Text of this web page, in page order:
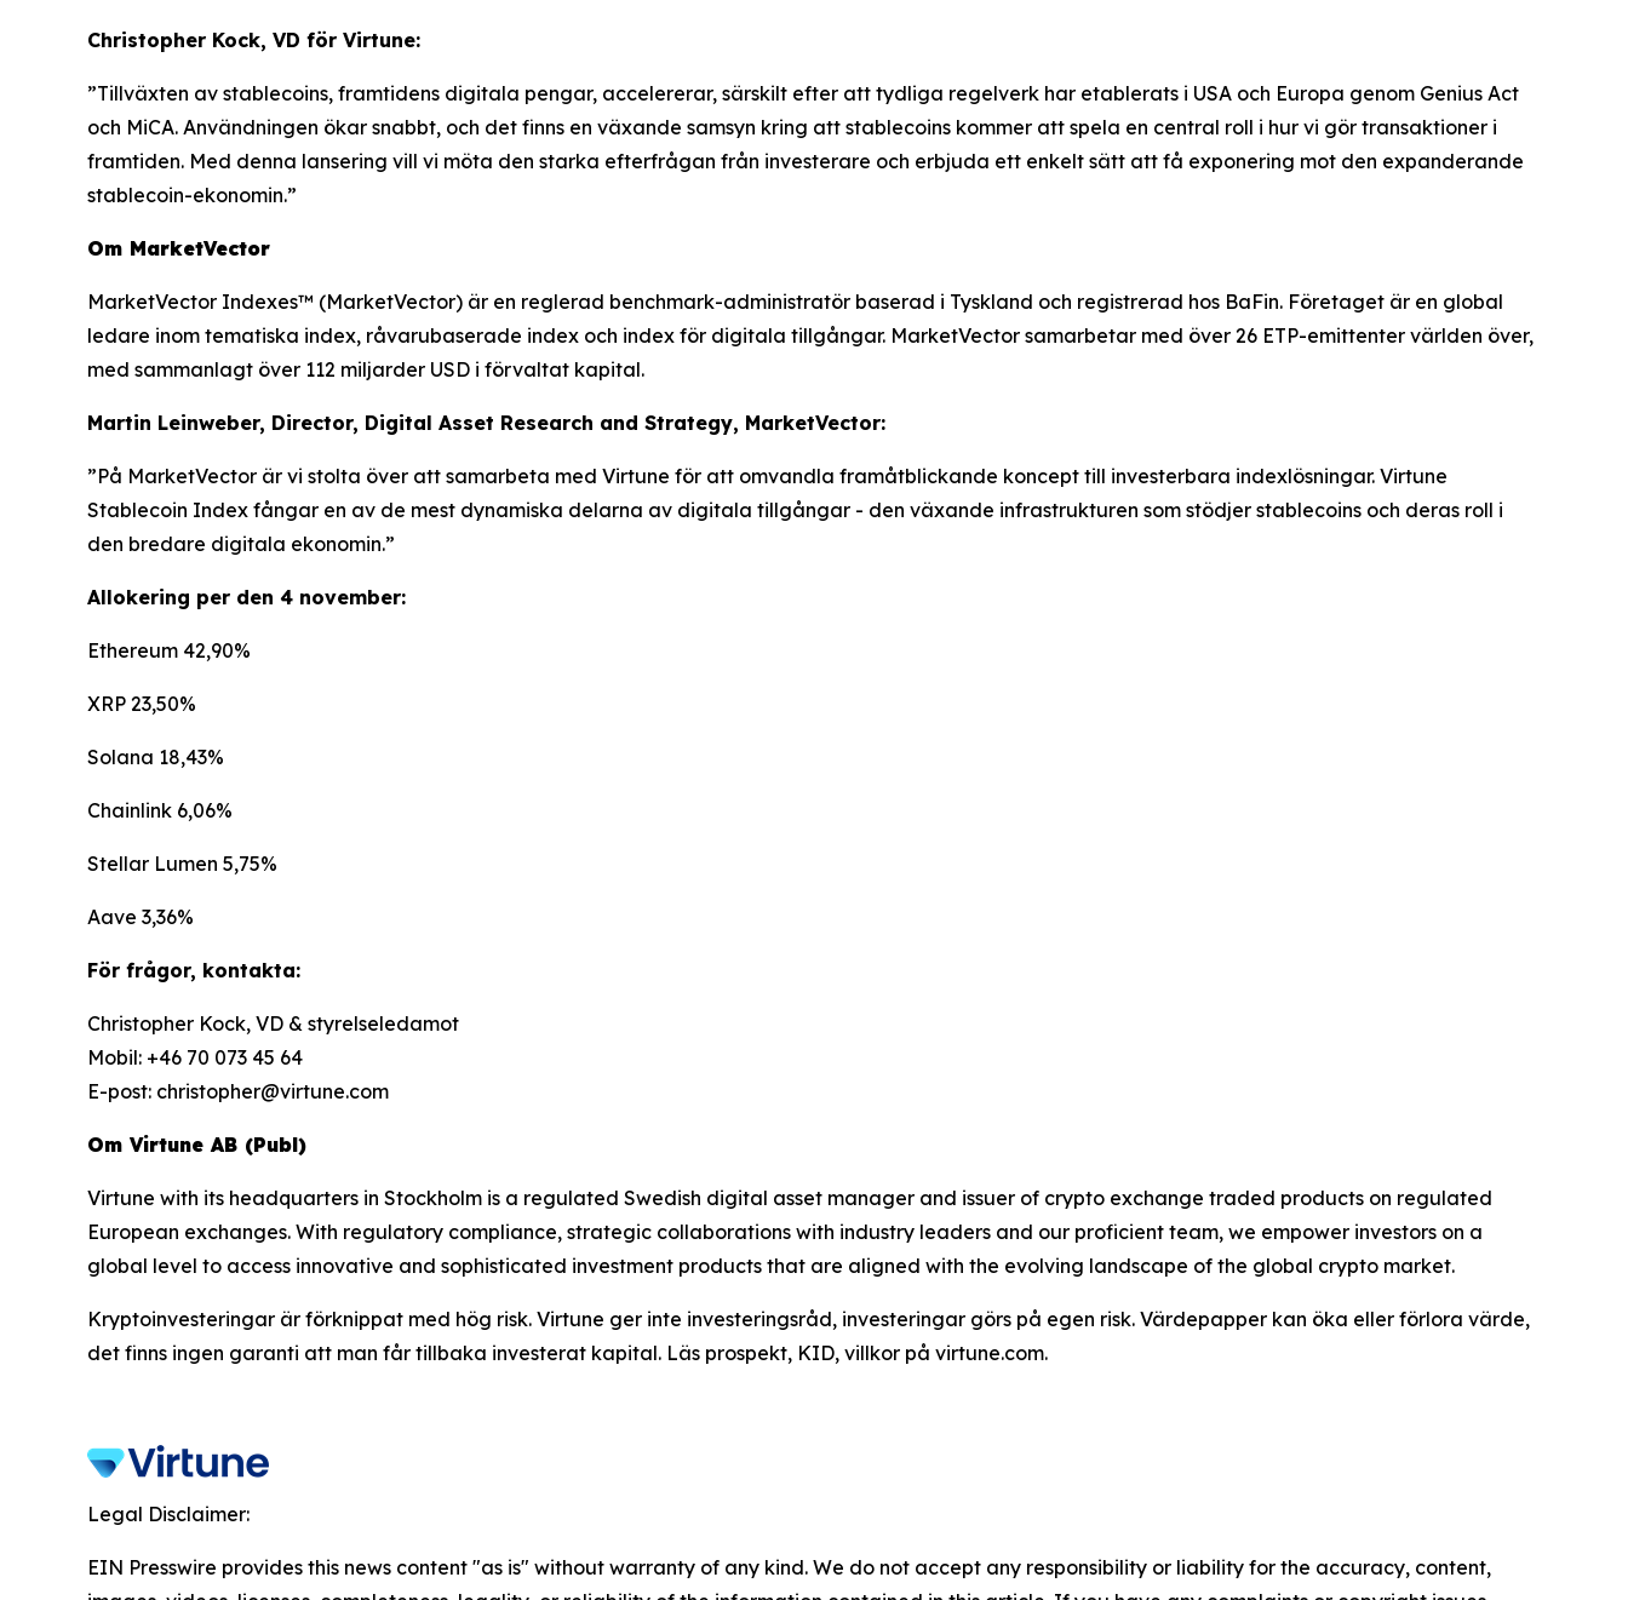
Christopher Kock, VD för Virtune:
”Tillväxten av stablecoins, framtidens digitala pengar, accelererar, särskilt efter att tydliga regelverk har etablerats i USA och Europa genom Genius Act
och MiCA. Användningen ökar snabbt, och det finns en växande samsyn kring att stablecoins kommer att spela en central roll i hur vi gör transaktioner i
framtiden. Med denna lansering vill vi möta den starka efterfrågan från investerare och erbjuda ett enkelt sätt att få exponering mot den expanderande
stablecoin-ekonomin.”
Om MarketVector
MarketVector Indexes™ (MarketVector) är en reglerad benchmark-administratör baserad i Tyskland och registrerad hos BaFin. Företaget är en global
ledare inom tematiska index, råvarubaserade index och index för digitala tillgångar. MarketVector samarbetar med över 26 ETP-emittenter världen över,
med sammanlagt över 112 miljarder USD i förvaltat kapital.
Martin Leinweber, Director, Digital Asset Research and Strategy, MarketVector:
”På MarketVector är vi stolta över att samarbeta med Virtune för att omvandla framåtblickande koncept till investerbara indexlösningar. Virtune
Stablecoin Index fångar en av de mest dynamiska delarna av digitala tillgångar - den växande infrastrukturen som stödjer stablecoins och deras roll i
den bredare digitala ekonomin.”
Allokering per den 4 november:
Ethereum 42,90%
XRP 23,50%
Solana 18,43%
Chainlink 6,06%
Stellar Lumen 5,75%
Aave 3,36%
För frågor, kontakta:
Christopher Kock, VD & styrelseledamot
Mobil: +46 70 073 45 64
E-post: christopher@virtune.com
Om Virtune AB (Publ)
Virtune with its headquarters in Stockholm is a regulated Swedish digital asset manager and issuer of crypto exchange traded products on regulated
European exchanges. With regulatory compliance, strategic collaborations with industry leaders and our proficient team, we empower investors on a
global level to access innovative and sophisticated investment products that are aligned with the evolving landscape of the global crypto market.
Kryptoinvesteringar är förknippat med hög risk. Virtune ger inte investeringsråd, investeringar görs på egen risk. Värdepapper kan öka eller förlora värde,
det finns ingen garanti att man får tillbaka investerat kapital. Läs prospekt, KID, villkor på virtune.com.
Legal Disclaimer:
EIN Presswire provides this news content "as is" without warranty of any kind. We do not accept any responsibility or liability for the accuracy, content,